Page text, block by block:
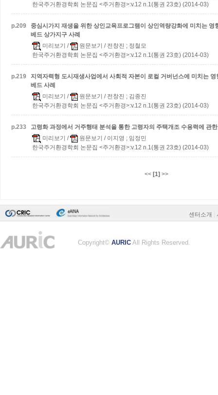
한국주거환경학회 논문집 <주거환경>:v.12 n.1(통권 23호) (2014-03)
p.209
중심시가지 재생을 위한 상인교육프로그램이 상인역량강화에 미치는 영
베드 상가지구 사례
미리보기 / 원문보기 / 전창진 ; 정철모
한국주거환경학회 논문집 <주거환경>:v.12 n.1(통권 23호) (2014-03)
p.219
지역자력형 도시재생사업에서 사회적 자본이 로컬 거버넌스에 미치는
베드 사례
미리보기 / 원문보기 / 전창진 ; 김종진
한국주거환경학회 논문집 <주거환경>:v.12 n.1(통권 23호) (2014-03)
p.233
고령화 과정에서 거주행태 분석을 통한 고령자의 주택개조 수용력에 관
미리보기 / 원문보기 / 이지영 ; 임정민
한국주거환경학회 논문집 <주거환경>:v.12 n.1(통권 23호) (2014-03)
<< [1] >>
센터소개
Copyright© AURIC All Rights Reserved.